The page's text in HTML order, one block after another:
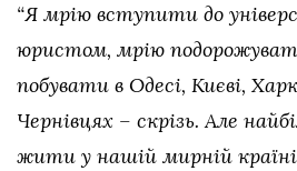
“Я мрію вступити до
юристом, мрію
побувати в Одесі, Києві,
Чернівцях – скрізь. Але
жити у нашій мирній